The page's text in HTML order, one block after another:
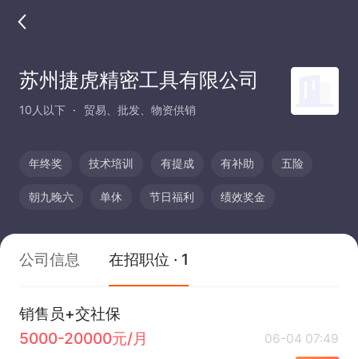
苏州捷虎精密工具有限公司
10人以下 贸易、批发、物资供销
年终奖 技术培训 有提成 有补助 五险
朝九晚六 单休 节日福利 绩效奖金
公司信息 在招职位 · 1
销售员+交社保
5000-20000元/月
06-04 07:49